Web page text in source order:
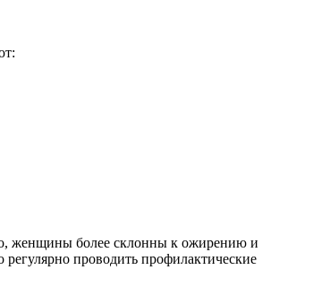
женщины более склонны к ожирению и
проводить профилактические